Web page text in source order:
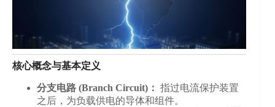
核心概念与基本定义
分支电路 (Branch Circuit)： 指过电流保护装置
之后，为负载供电的导体和组件。